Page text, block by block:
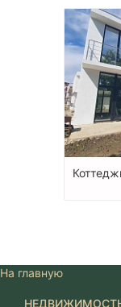
На главную